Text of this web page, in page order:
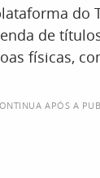
do
de
físicas,
APÓS A